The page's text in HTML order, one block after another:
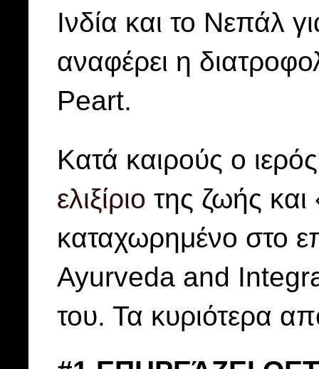
Ινδία και το Νεπάλ
αναφέρει η
Peart.
Κατά καιρούς o
ελιξίριο της ζωής και
καταχωρημένο στο
Ayurveda and
του. Τα κυριότερα